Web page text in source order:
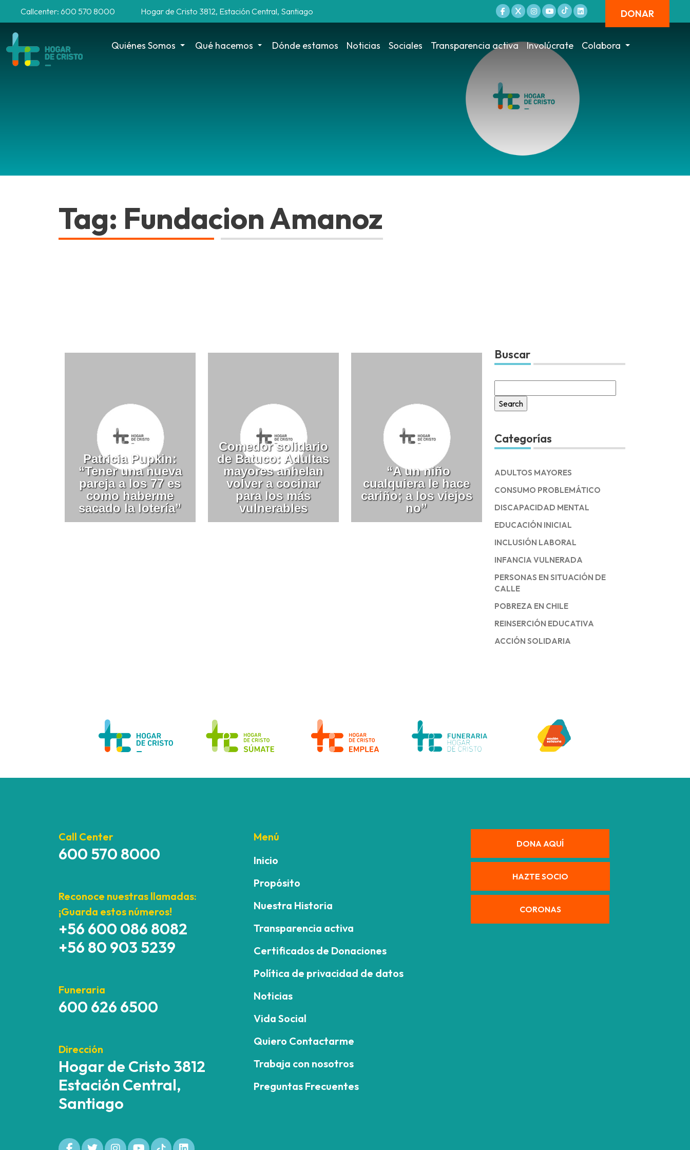
Callcenter: 600 570 8000 Hogar de Cristo 3812, Estación Central, Santiago DONAR
Quiénes Somos Qué hacemos Dónde estamos Noticias Sociales Transparencia activa Involúcrate Colabora
Tag: Fundacion Amanoz
Patricia Pupkin:
“Tener una nueva
pareja a los 77 es
como haberme
sacado la lotería”
Comedor solidario
de Batuco: Adultas
mayores anhelan
volver a cocinar
para los más
vulnerables
“A un niño
cualquiera le hace
cariño; a los viejos
no”
Buscar
for:
Categorías
ADULTOS MAYORES
CONSUMO PROBLEMÁTICO
DISCAPACIDAD MENTAL
EDUCACIÓN INICIAL
INCLUSIÓN LABORAL
INFANCIA VULNERADA
PERSONAS EN SITUACIÓN DE
CALLE
POBREZA EN CHILE
REINSERCIÓN EDUCATIVA
ACCIÓN SOLIDARIA
Call Center
600 570 8000
Reconoce nuestras llamadas:
¡Guarda estos números!
+56 600 086 8082
+56 80 903 5239
Funeraria
600 626 6500
Dirección
Hogar de Cristo 3812
Estación Central,
Santiago
Menú
Inicio
Propósito
Nuestra Historia
Transparencia activa
Certificados de Donaciones
Política de privacidad de datos
Noticias
Vida Social
Quiero Contactarme
Trabaja con nosotros
Preguntas Frecuentes
DONA AQUÍ
HAZTE SOCIO
CORONAS